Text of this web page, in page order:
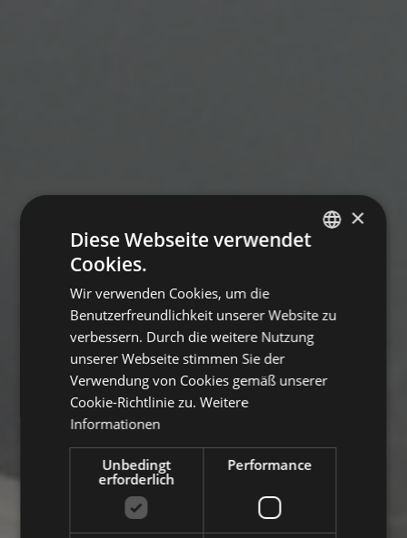
×
Diese Webseite verwendet
Cookies.
Wir verwenden Cookies, um die
Benutzerfreundlichkeit unserer Website zu
verbessern. Durch die weitere Nutzung
unserer Webseite stimmen Sie der
Verwendung von Cookies gemäß unserer
Cookie-Richtlinie zu. Weitere
Informationen
Unbedingt
erforderlich
Performance